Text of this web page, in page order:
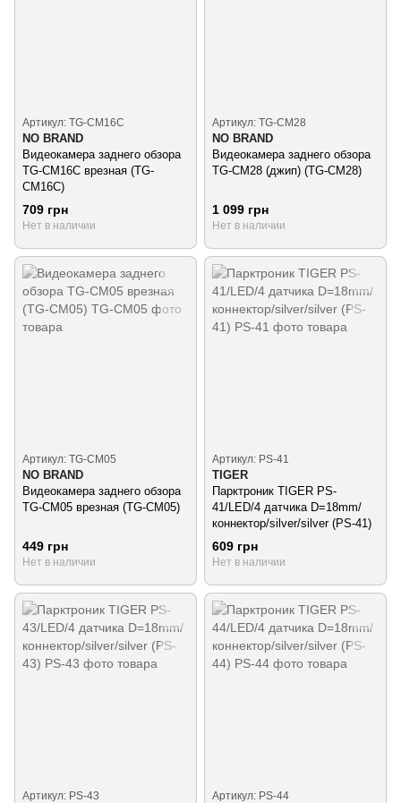
Артикул: TG-CM16C
NO BRAND
Видеокамера заднего обзора
TG-CM16C врезная (TG-
CM16C)
709 грн
Нет в наличии
Артикул: TG-CM28
NO BRAND
Видеокамера заднего обзора
TG-CM28 (джип) (TG-CM28)
1 099 грн
Нет в наличии
Артикул: TG-CM05
NO BRAND
Видеокамера заднего обзора
TG-CM05 врезная (TG-CM05)
449 грн
Нет в наличии
Артикул: PS-41
TIGER
Парктроник TIGER PS-
41/LED/4 датчика D=18mm/
коннектор/silver/silver (PS-41)
609 грн
Нет в наличии
Артикул: PS-43 Артикул: PS-44